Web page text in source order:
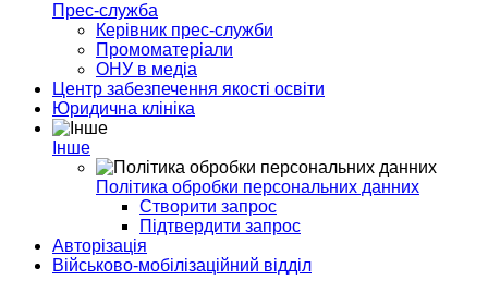
Прес-служба
Керівник прес-служби
Промоматерiали
ОНУ в медіа
Центр забезпечення якості освіти
Юридична клініка
Інше
Політика обробки персональних данних
Створити запрос
Підтвердити запрос
Авторізація
Військово-мобілізаційний відділ